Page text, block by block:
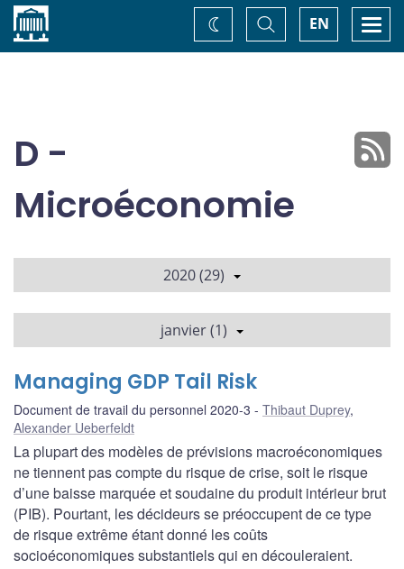
Accueil EN
Basculer
la
recherche
Changez
de
D -
Microéconomie
2020 (29)
janvier (1)
Managing GDP Tail Risk
Document de travail du personnel 2020-3 Thibaut Duprey,
Alexander Ueberfeldt
La plupart des modèles de prévisions macroéconomiques
ne tiennent pas compte du risque de crise, soit le risque
d’une baisse marquée et soudaine du produit intérieur brut
(PIB). Pourtant, les décideurs se préoccupent de ce type
de risque extrême étant donné les coûts
socioéconomiques substantiels qui en découleraient.